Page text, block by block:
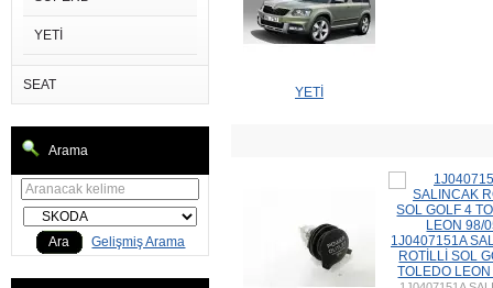
YETİ
SEAT
Arama
Ara Gelişmiş Arama
YETİ
1J0407151A
ROTİLLİ SOL
TOLEDO